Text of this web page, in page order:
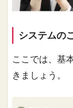
システムの
ここでは、基
きましょう。